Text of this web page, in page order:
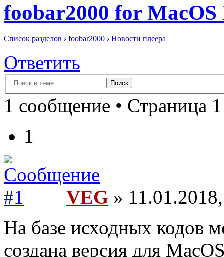
foobar2000 for MacOS
Список разделов › foobar2000 › Новости плеера
Ответить
1 сообщение • Страница
1
VEG »
На базе исходных кодов
создана версия для